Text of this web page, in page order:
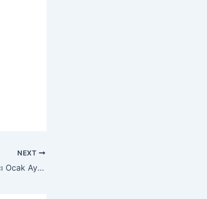
NEXT
Genç Mekan Fıstıkağacı Ocak Ayı Eğitim Takvimi